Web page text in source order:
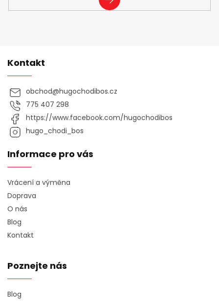
SE
Kontakt
obchod@hugochodibos.cz
775 407 298
https://www.facebook.com/hugochodibos
hugo_chodi_bos
Informace pro vás
Vrácení a výměna
Doprava
O nás
Blog
Kontakt
Poznejte nás
Blog